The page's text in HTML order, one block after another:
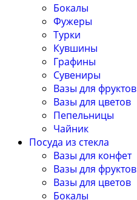
Бокалы
Фужеры
Турки
Кувшины
Графины
Сувениры
Вазы для фруктов
Вазы для цветов
Пепельницы
Чайник
Посуда из стекла
Вазы для конфет
Вазы для фруктов
Вазы для цветов
Бокалы